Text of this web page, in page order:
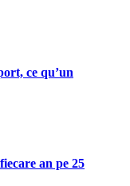
ce qu’un
an pe 25